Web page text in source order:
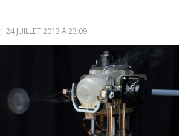
| 24 JUILLET 2013 À23:09